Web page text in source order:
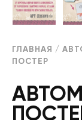
ГЛАВНАЯ /
ПОСТЕР